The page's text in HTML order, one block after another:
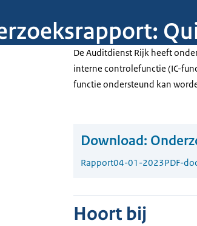
De Auditdienst Rijk heeft
interne controlefunctie (IC-
functie ondersteund kan
Download:
Rapport04-01-2023PDF-
Hoort bij